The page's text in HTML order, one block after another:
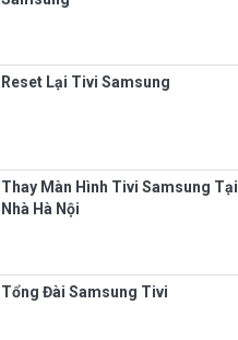
Reset Lại Tivi Samsung
Thay Màn Hình Tivi Samsung Tại
Nhà Hà Nội
Tổng Đài Samsung Tivi